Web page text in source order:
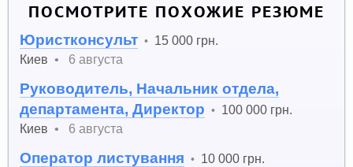
ПОСМОТРИТЕ ПОХОЖИЕ РЕЗЮМЕ
Юристконсульт • 15 000 грн.
Киев • 6 августа
Руководитель, Начальник отдела,
департамента, Директор • 100 000 грн.
Киев • 6 августа
Оператор листування • 10 000 грн.